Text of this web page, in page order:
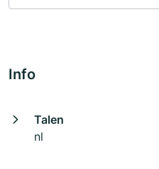
Info
Talen
nl